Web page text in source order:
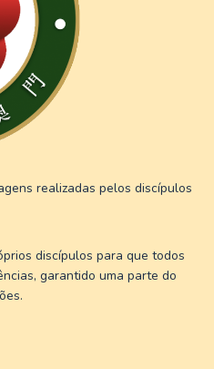
realizadas pelos discípulos
discípulos para que todos
garantido uma parte do